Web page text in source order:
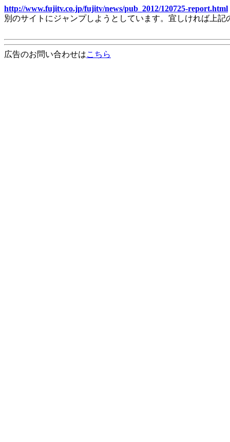
http://www.fujitv.co.jp/fujitv/news/pub_2012/120725-report.html
別のサイトにジャンプしようとしています。宜しければ上
広告のお問い合わせはこちら